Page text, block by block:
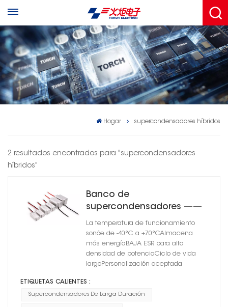
Hogar supercondensadores híbridos
2 resultados encontrados para "supercondensadores
híbridos"
Banco de
supercondensadores ——
Serie CSM-01B
La temperatura de funcionamiento
sonóe de -40°C a +70°CAlmacena
más energíaBAJA ESR para alta
densidad de potenciaCiclo de vida
largoPersonalización aceptada
ETIQUETAS CALIENTES :
Supercondensadores De Larga Duración